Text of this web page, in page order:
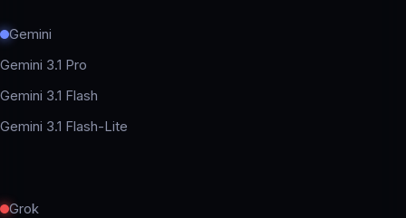
Gemini
Gemini 3.1 Pro
Gemini 3.1 Flash
Gemini 3.1 Flash-Lite
Grok